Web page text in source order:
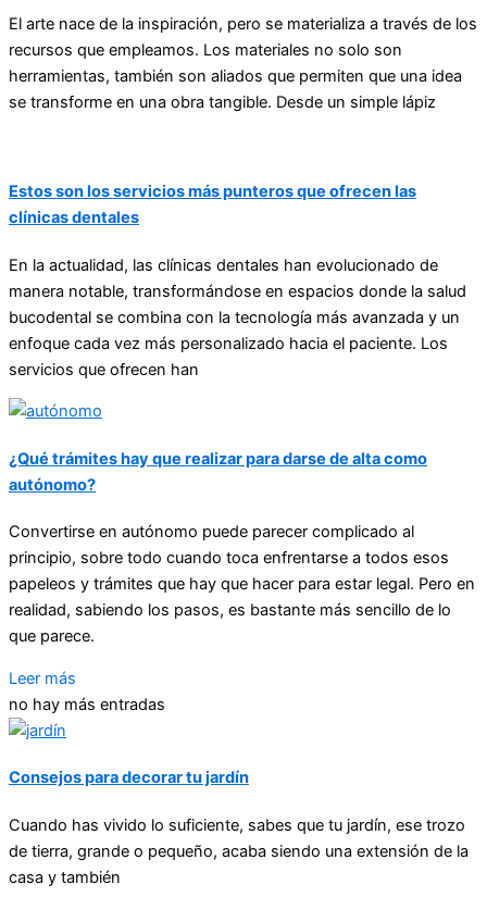
El arte nace de la inspiración, pero se materializa a través de los
recursos que empleamos. Los materiales no solo son
herramientas, también son aliados que permiten que una idea
se transforme en una obra tangible. Desde un simple lápiz
Estos son los servicios más punteros que ofrecen las
clínicas dentales
En la actualidad, las clínicas dentales han evolucionado de
manera notable, transformándose en espacios donde la salud
bucodental se combina con la tecnología más avanzada y un
enfoque cada vez más personalizado hacia el paciente. Los
servicios que ofrecen han
¿Qué trámites hay que realizar para darse de alta como
autónomo?
Convertirse en autónomo puede parecer complicado al
principio, sobre todo cuando toca enfrentarse a todos esos
papeleos y trámites que hay que hacer para estar legal. Pero en
realidad, sabiendo los pasos, es bastante más sencillo de lo
que parece.
Leer más
no hay más entradas
Consejos para decorar tu jardín
Cuando has vivido lo suficiente, sabes que tu jardín, ese trozo
de tierra, grande o pequeño, acaba siendo una extensión de la
casa y también